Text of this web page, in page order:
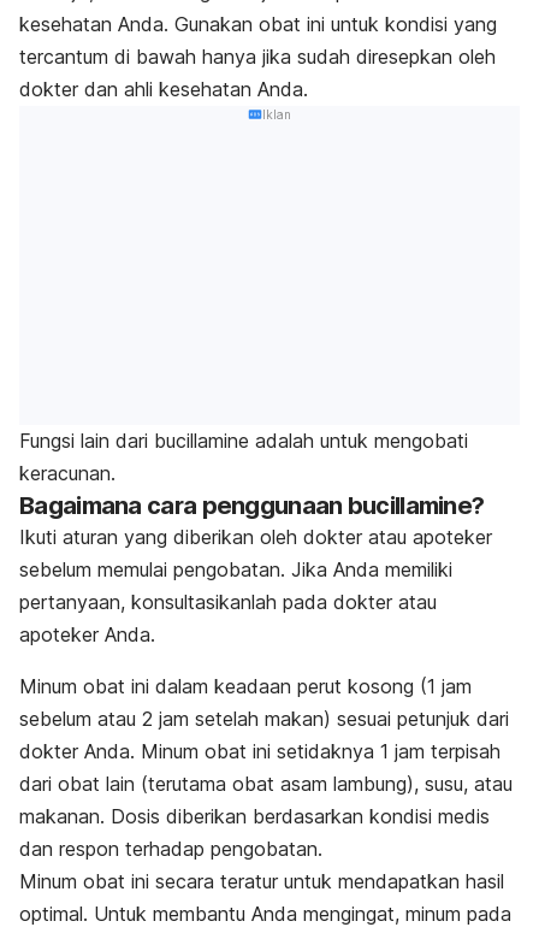
kesehatan Anda. Gunakan obat ini untuk kondisi yang
tercantum di bawah hanya jika sudah diresepkan oleh
dokter dan ahli kesehatan Anda.
Iklan
Fungsi lain dari bucillamine adalah untuk mengobati
keracunan.
Bagaimana cara penggunaan bucillamine?
Ikuti aturan yang diberikan oleh dokter atau apoteker
sebelum memulai pengobatan. Jika Anda memiliki
pertanyaan, konsultasikanlah pada dokter atau
apoteker Anda.
Minum obat ini dalam keadaan perut kosong (1 jam
sebelum atau 2 jam setelah makan) sesuai petunjuk dari
dokter Anda. Minum obat ini setidaknya 1 jam terpisah
dari obat lain (terutama obat asam lambung), susu, atau
makanan. Dosis diberikan berdasarkan kondisi medis
dan respon terhadap pengobatan.
Minum obat ini secara teratur untuk mendapatkan hasil
optimal. Untuk membantu Anda mengingat, minum pada